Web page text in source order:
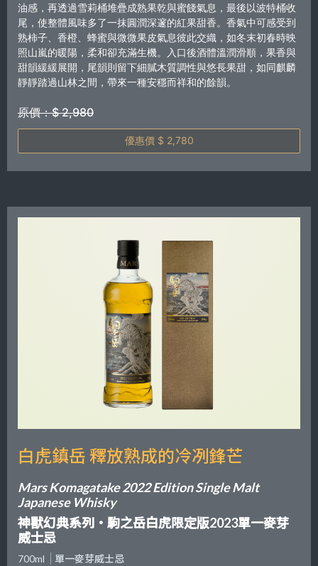
油感，再透過雪莉桶堆疊成熟果乾與蜜餞氣息，最後以波特桶收
尾，使整體風味多了一抹圓潤深邃的紅果甜香。香氣中可感受到
熟柿子、香橙、蜂蜜與微微果皮氣息彼此交織，如冬末初春時映
照山嵐的暖陽，柔和卻充滿生機。入口後酒體溫潤滑順，果香與
甜韻緩緩展開，尾韻則留下細膩木質調性與悠長果甜，如同麒麟
靜靜踏過山林之間，帶來一種安穩而祥和的餘韻。
原價：$ 2,980
優惠價 $ 2,780
白虎鎮岳 釋放熟成的冷冽鋒芒
Mars Komagatake 2022 Edition Single Malt
Japanese Whisky
神獸幻典系列・駒之岳白虎限定版2023單一麥芽
威士忌
700ml
單一麥芽威士忌